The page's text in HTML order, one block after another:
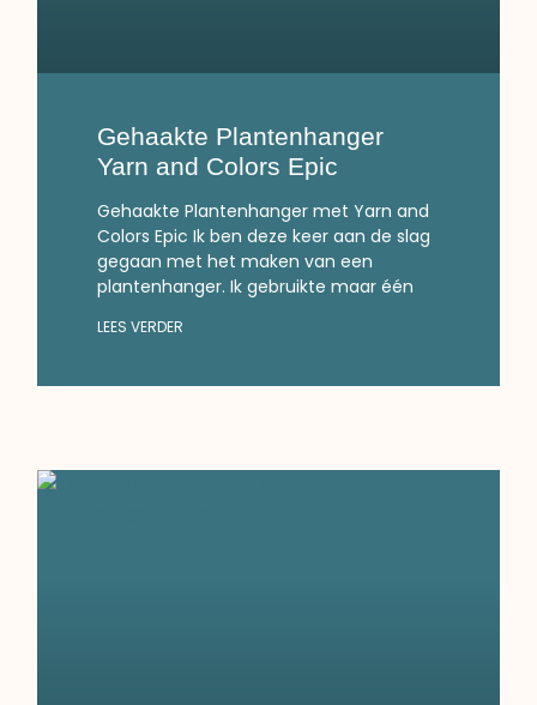
Gehaakte Plantenhanger
Yarn and Colors Epic
Gehaakte Plantenhanger met Yarn and
Colors Epic Ik ben deze keer aan de slag
gegaan met het maken van een
plantenhanger. Ik gebruikte maar één
LEES VERDER